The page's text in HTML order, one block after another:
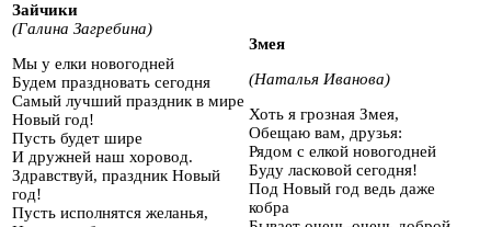
Зайчики
(Галина Загребина)
Мы у елки новогодней
Будем праздновать сегодня
Самый лучший праздник в мире
Новый год!
Пусть будет шире
И дружней наш хоровод.
Здравствуй, праздник Новый
год!
Пусть исполнятся желанья,
Змея
(Наталья Иванова)
Хоть я грозная Змея,
Обещаю вам, друзья:
Рядом с елкой новогодней
Буду ласковой сегодня!
Под Новый год ведь даже
кобра